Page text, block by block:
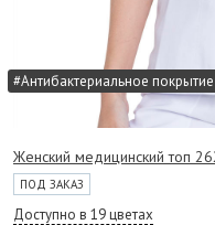
#Антибактериальное покрытие
Женский медицинский топ
ПОД ЗАКАЗ
Доступно в 19 цветах